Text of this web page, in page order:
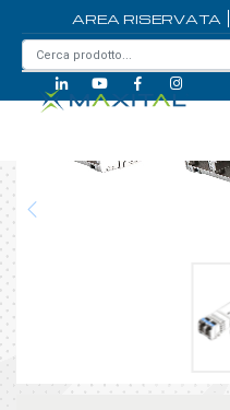
AREA RISERVATA
GBIC10G-LC